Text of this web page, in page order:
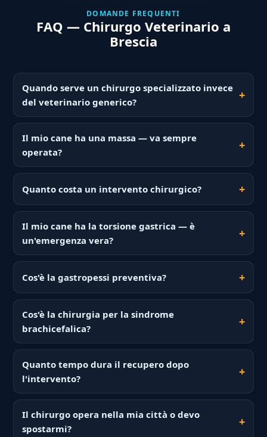
DOMANDE FREQUENTI
FAQ — Chirurgo Veterinario a
Brescia
Quando serve un chirurgo specializzato invece
del veterinario generico?
Il mio cane ha una massa — va sempre
operata?
Quanto costa un intervento chirurgico?
Il mio cane ha la torsione gastrica — è
un'emergenza vera?
Cos'è la gastropessi preventiva?
Cos'è la chirurgia per la sindrome
brachicefalica?
Quanto tempo dura il recupero dopo
l'intervento?
Il chirurgo opera nella mia città o devo
spostarmi?